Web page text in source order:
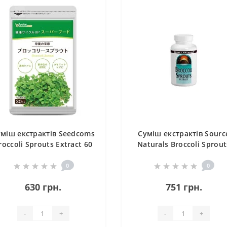
екстрактів Seedcoms
Sprouts Extract 60
0
630 грн.
- +
Суміш екстрактів
Naturals Broccoli
0
751 грн.
- +